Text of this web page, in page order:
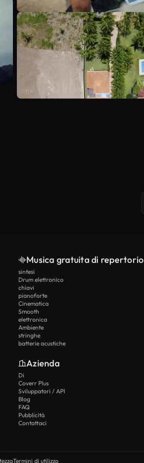
Musica gratuita di repertorio
sintesi
Drum elettronico
chiavi
pianoforte
Cinematica
Smooth
elettronica
Ambiente
stringhe
batterie acustiche
Azienda
Di
Coverr Plus
Sviluppatori / API
Blog
FAQ
Pubblicità
Contattaci
Termini di utilizzo